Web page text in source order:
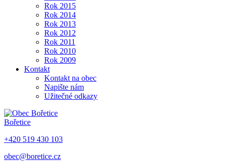
Rok 2015
Rok 2014
Rok 2013
Rok 2012
Rok 2011
Rok 2010
Rok 2009
Kontakt
Kontakt na obec
Napište nám
Užitečné odkazy
Bořetice
+420 519 430 103
obec@boretice.cz